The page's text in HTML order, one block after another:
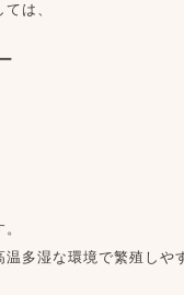
は、
温多湿な環境で繁殖しや